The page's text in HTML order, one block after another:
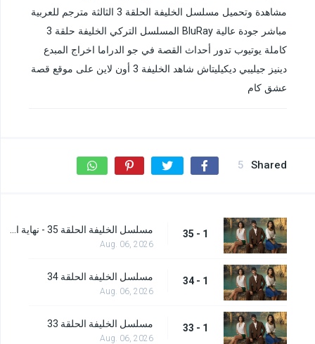
مشاهدة وتحميل مسلسل الخليفة الحلقة 3 الثالثة مترجم للعربية
مباشر جودة عالية BluRay المسلسل التركي الخليفة حلقة 3
كاملة يوتيوب تدور أحداث القصة في جو الدراما اخراج المبدع
دينيز جيليبي ديكيليتاش شاهد الخليفة 3 أون لاين على موقع قصة
عشق كام
Shared
5
1 - 35
Aug. 06, 2026
1 - 34 مسلسل الخليفة الحلقة 34
Aug. 06, 2026
1 - 33 مسلسل الخليفة الحلقة 33
Aug. 06, 2026